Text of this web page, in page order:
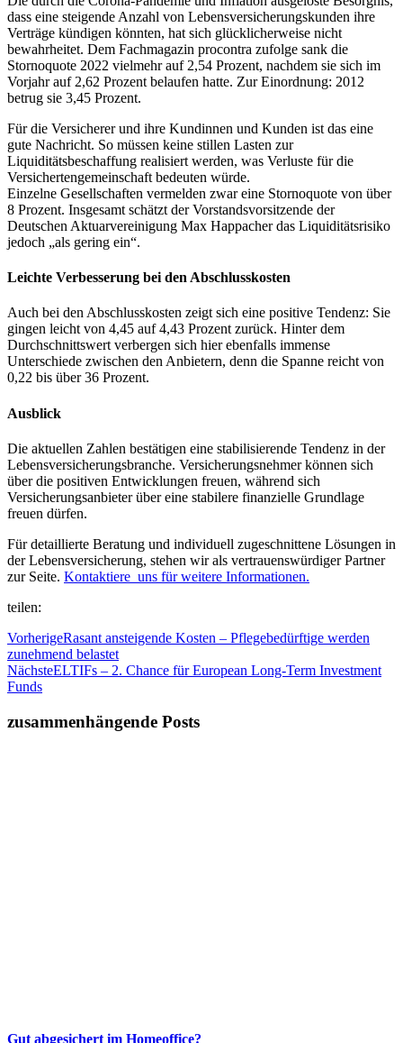
dass eine steigende Anzahl von Lebensversicherungskunden ihre
Verträge kündigen könnten, hat sich glücklicherweise nicht
bewahrheitet. Dem Fachmagazin procontra zufolge sank die
Stornoquote 2022 vielmehr auf 2,54 Prozent, nachdem sie sich im
Vorjahr auf 2,62 Prozent belaufen hatte. Zur Einordnung: 2012
betrug sie 3,45 Prozent.
Für die Versicherer und ihre Kundinnen und Kunden ist das eine
gute Nachricht. So müssen keine stillen Lasten zur
Liquiditätsbeschaffung realisiert werden, was Verluste für die
Versichertengemeinschaft bedeuten würde.
Einzelne Gesellschaften vermelden zwar eine Stornoquote von über
8 Prozent. Insgesamt schätzt der Vorstandsvorsitzende der
Deutschen Aktuarvereinigung Max Happacher das Liquiditätsrisiko
jedoch „als gering ein“.
Leichte Verbesserung bei den Abschlusskosten
Auch bei den Abschlusskosten zeigt sich eine positive Tendenz: Sie
gingen leicht von 4,45 auf 4,43 Prozent zurück. Hinter dem
Durchschnittswert verbergen sich hier ebenfalls immense
Unterschiede zwischen den Anbietern, denn die Spanne reicht von
0,22 bis über 36 Prozent.
Ausblick
Die aktuellen Zahlen bestätigen eine stabilisierende Tendenz in der
Lebensversicherungsbranche. Versicherungsnehmer können sich
über die positiven Entwicklungen freuen, während sich
Versicherungsanbieter über eine stabilere finanzielle Grundlage
freuen dürfen.
Für detaillierte Beratung und individuell zugeschnittene Lösungen in
der Lebensversicherung, stehen wir als vertrauenswürdiger Partner
zur Seite. Kontaktiere uns für weitere Informationen.
teilen:
VorherigeRasant ansteigende Kosten – Pflegebedürftige werden
zunehmend belastet
NächsteELTIFs – 2. Chance für European Long-Term Investment
Funds
zusammenhängende Posts
Gut abgesichert im Homeoffice?